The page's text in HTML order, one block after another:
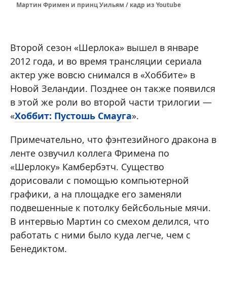
Мартин Фримен и принц Уильям / кадр из Youtube
Второй сезон «Шерлока» вышел в январе
2012 года, и во время трансляции сериала
актер уже вовсю снимался в «Хоббите» в
Новой Зеландии. Позднее он также появился
в этой же роли во второй части трилогии —
«Хоббит: Пустошь Смауга».
Примечательно, что фэнтезийного дракона в
ленте озвучил коллега Фримена по
«Шерлоку» Камбербэтч. Существо
дорисовали с помощью компьютерной
графики, а на площадке его заменяли
подвешенные к потолку бейсбольные мячи.
В интервью Мартин со смехом делился, что
работать с ними было куда легче, чем с
Бенедиктом.